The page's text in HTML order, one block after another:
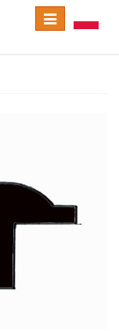
Toggle
language
Toggle
navigation